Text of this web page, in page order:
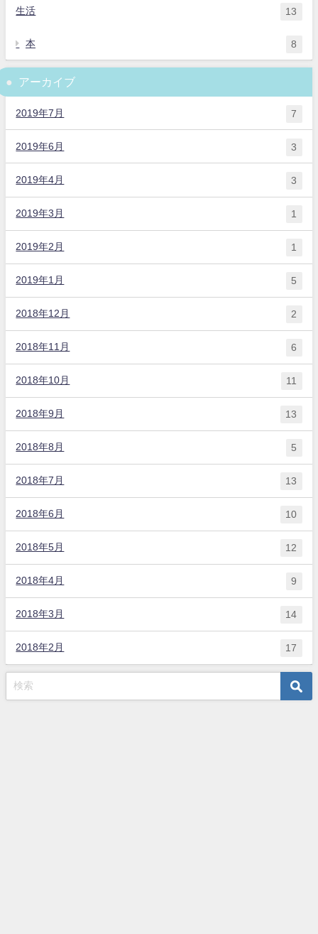
生活 13
本 8
アーカイブ
2019年7月 7
2019年6月 3
2019年4月 3
2019年3月 1
2019年2月 1
2019年1月 5
2018年12月 2
2018年11月 6
2018年10月 11
2018年9月 13
2018年8月 5
2018年7月 13
2018年6月 10
2018年5月 12
2018年4月 9
2018年3月 14
2018年2月 17